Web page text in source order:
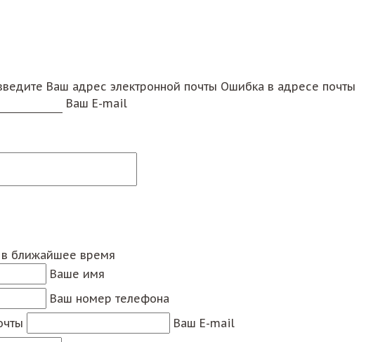
Ваш адрес электронной почты Ошибка в адресе почты
Ваш E-mail
в ближайшее время
Ваше имя
Ваш номер телефона
Ваш E-mail